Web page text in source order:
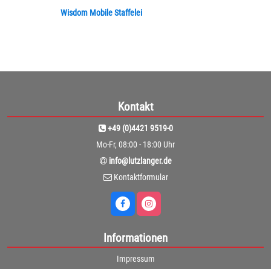
Wisdom Mobile Staffelei
Kontakt
+49 (0)4421 9519-0
Mo-Fr, 08:00 - 18:00 Uhr
info@lutzlanger.de
Kontaktformular
Informationen
Impressum